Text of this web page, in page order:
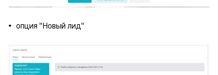
опция "Новый лид"